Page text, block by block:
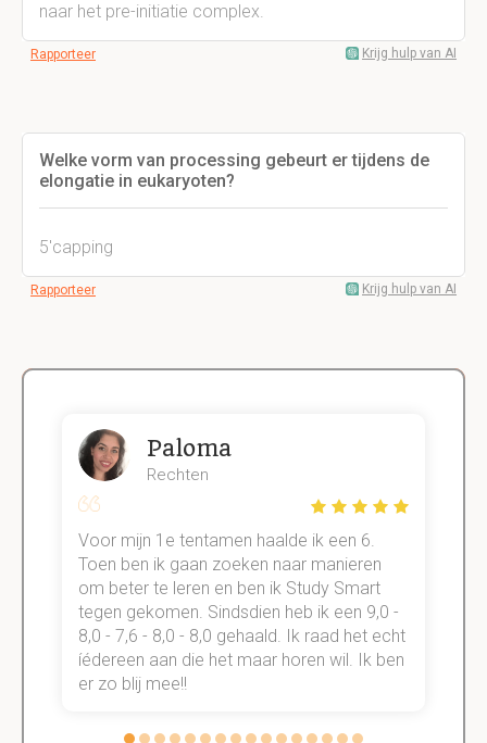
naar het pre-initiatie complex.
Rapporteer Krijg hulp van AI
Welke vorm van processing gebeurt er tijdens de
elongatie in eukaryoten?
5'capping
Rapporteer Krijg hulp van AI
Paloma
Rechten
Voor mijn 1e tentamen haalde ik een 6.
Toen ben ik gaan zoeken naar manieren
om beter te leren en ben ik Study Smart
tegen gekomen. Sindsdien heb ik een 9,0 -
8,0 - 7,6 - 8,0 - 8,0 gehaald. Ik raad het echt
íédereen aan die het maar horen wil. Ik ben
er zo blij mee!!